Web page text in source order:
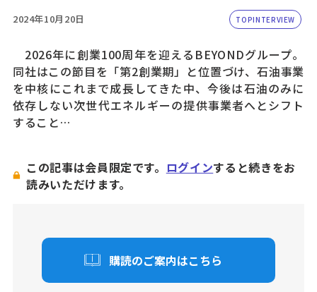
2024年10月20日 TOPINTERVIEW
2026年に創業100周年を迎えるBEYONDグループ。
同社はこの節目を「第2創業期」と位置づけ、石油事業
を中核にこれまで成長してきた中、今後は石油のみに
依存しない次世代エネルギーの提供事業者へとシフト
すること…
この記事は会員限定です。 ログインすると続きをお
読みいただけます。
購読のご案内はこちら